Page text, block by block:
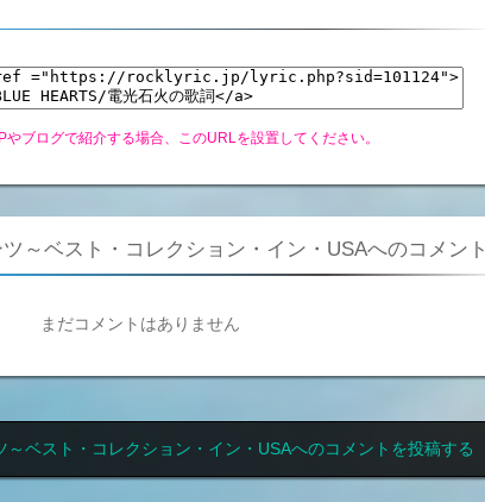
ブログで紹介する場合、このURLを設置してください。
～ベスト・コレクション・イン・USAへのコメント
まだコメントはありません
～ベスト・コレクション・イン・USAへのコメントを投稿する